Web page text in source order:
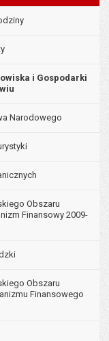
i Gospodarki
Narodowego
Obszaru
Finansowy 2009-
Obszaru
Finansowego